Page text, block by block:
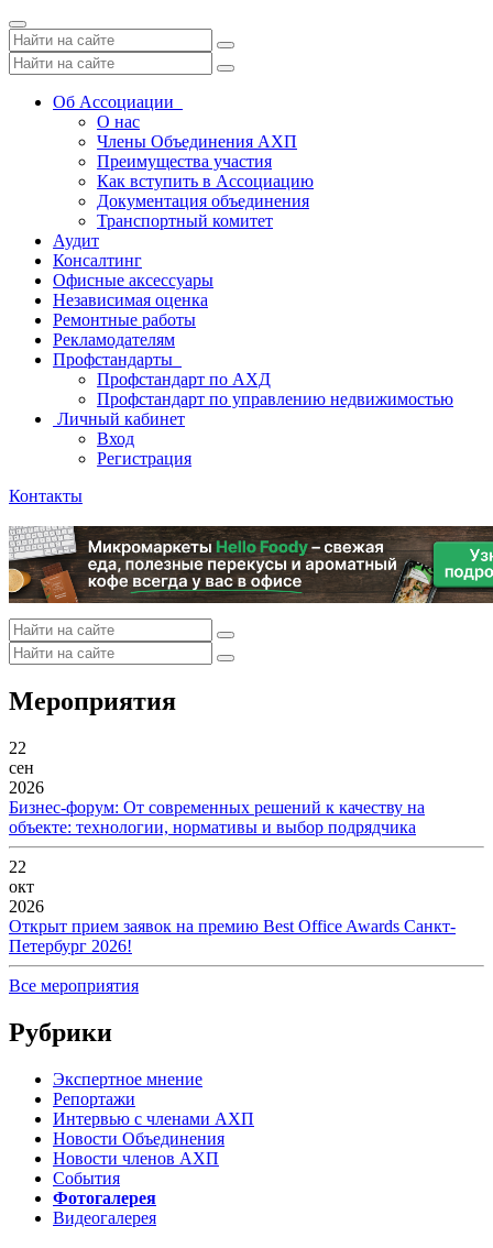
Toggle
navigation
Об Ассоциации
О нас
Члены Объединения АХП
Преимущества участия
Как вступить в Ассоциацию
Документация объединения
Транспортный комитет
Аудит
Консалтинг
Офисные аксессуары
Независимая оценка
Ремонтные работы
Рекламодателям
Профстандарты
Профстандарт по АХД
Профстандарт по управлению недвижимостью
Личный кабинет
Вход
Регистрация
Контакты
Мероприятия
22
сен
2026
Бизнес-форум: От современных решений к качеству на
объекте: технологии, нормативы и выбор подрядчика
22
окт
2026
Открыт прием заявок на премию Best Office Awards Санкт-
Петербург 2026!
Все мероприятия
Рубрики
Экспертное мнение
Репортажи
Интервью с членами АХП
Новости Объединения
Новости членов АХП
События
Фотогалерея
Видеогалерея